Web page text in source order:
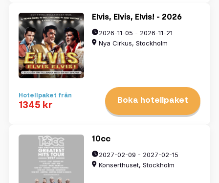
Elvis, Elvis, Elvis! - 2026
2026-11-05 - 2026-11-21
Nya Cirkus, Stockholm
Hotellpaket från
1345 kr Boka hotellpaket
10cc
2027-02-09 - 2027-02-15
Konserthuset, Stockholm